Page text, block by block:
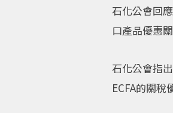
石化公會回
口產品優惠
石化公會指
ECFA的關